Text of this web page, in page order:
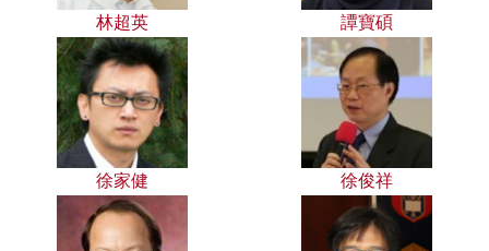
林超英 譚寶碩
徐家健 徐俊祥